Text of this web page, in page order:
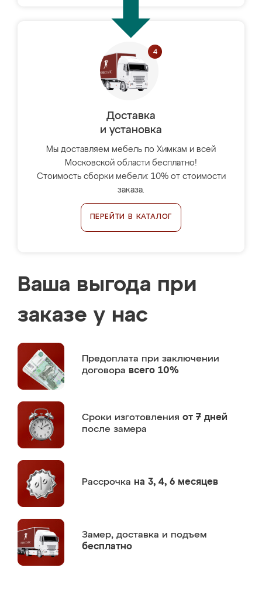
Доставка
и установка
Мы доставляем мебель по Химкам и всей
Московской области бесплатно!
Стоимость сборки мебели: 10% от стоимости
заказа.
ПЕРЕЙТИ В КАТАЛОГ
Ваша выгода при
заказе у нас
Предоплата при заключении
договора всего 10%
Сроки изготовления от 7 дней
после замера
Рассрочка на 3, 4, 6 месяцев
Замер, доставка и подъем
бесплатно